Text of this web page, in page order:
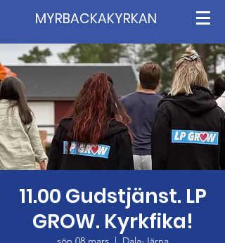
MYRBACKAKYRKAN
11.00 Gudstjänst. LP
GROW. Kyrkfika!